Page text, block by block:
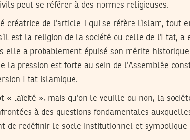
peut se référer à des normes religieuses.
créatrice de l’article 1 qui se réfère l’islam, tout
est la religion de la société ou celle de l’Etat, a
elle a probablement épuisé son mérite
la pression est forte au sein de l’Assemblée
Etat islamique.
« laïcité », mais qu’on le veuille ou non, la
à des questions fondamentales
de redéfinir le socle institutionnel et symbolique